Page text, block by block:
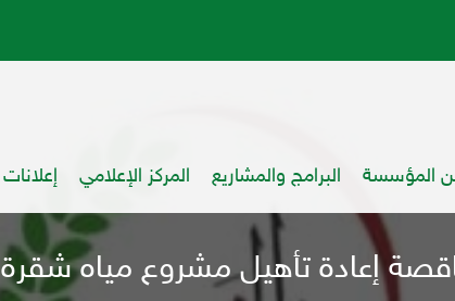
المؤسسة البرامج والمشاريع المركز الإعلامي إعلانات
إعادة تأهيل مشروع مياه شقرة